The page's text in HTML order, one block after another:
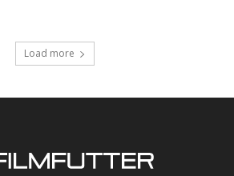
Load more